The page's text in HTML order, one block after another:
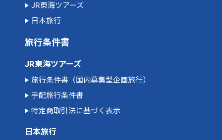
JR東海ツアーズ
日本旅行
旅行条件書
JR東海ツアーズ
旅行条件書（国内募集型企画旅行）
手配旅行条件書
特定商取引法に基づく表示
日本旅行